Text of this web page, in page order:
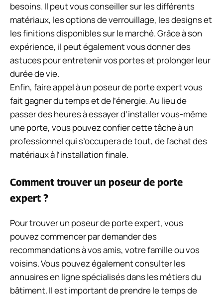
besoins. Il peut vous conseiller sur les différents
matériaux, les options de verrouillage, les designs et
les finitions disponibles sur le marché. Grâce à son
expérience, il peut également vous donner des
astuces pour entretenir vos portes et prolonger leur
durée de vie.
Enfin, faire appel à un poseur de porte expert vous
fait gagner du temps et de l’énergie. Au lieu de
passer des heures à essayer d’installer vous-même
une porte, vous pouvez confier cette tâche à un
professionnel qui s’occupera de tout, de l’achat des
matériaux à l’installation finale.
Comment trouver un poseur de porte
expert ?
Pour trouver un poseur de porte expert, vous
pouvez commencer par demander des
recommandations à vos amis, votre famille ou vos
voisins. Vous pouvez également consulter les
annuaires en ligne spécialisés dans les métiers du
bâtiment. Il est important de prendre le temps de